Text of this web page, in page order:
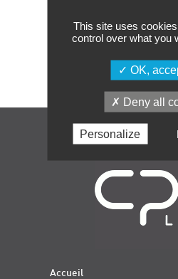
Navigation
Accueil
This site uses
control over what you
OK,
Deny all
Personalize